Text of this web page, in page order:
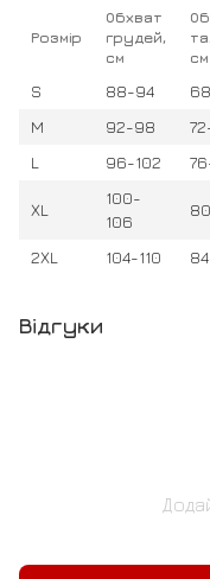
Розмір
Обхват
грудей,
см
см
S 88-94
M
92-98
L
96-102
XL
100-
106
2XL 104-110
Відгуки